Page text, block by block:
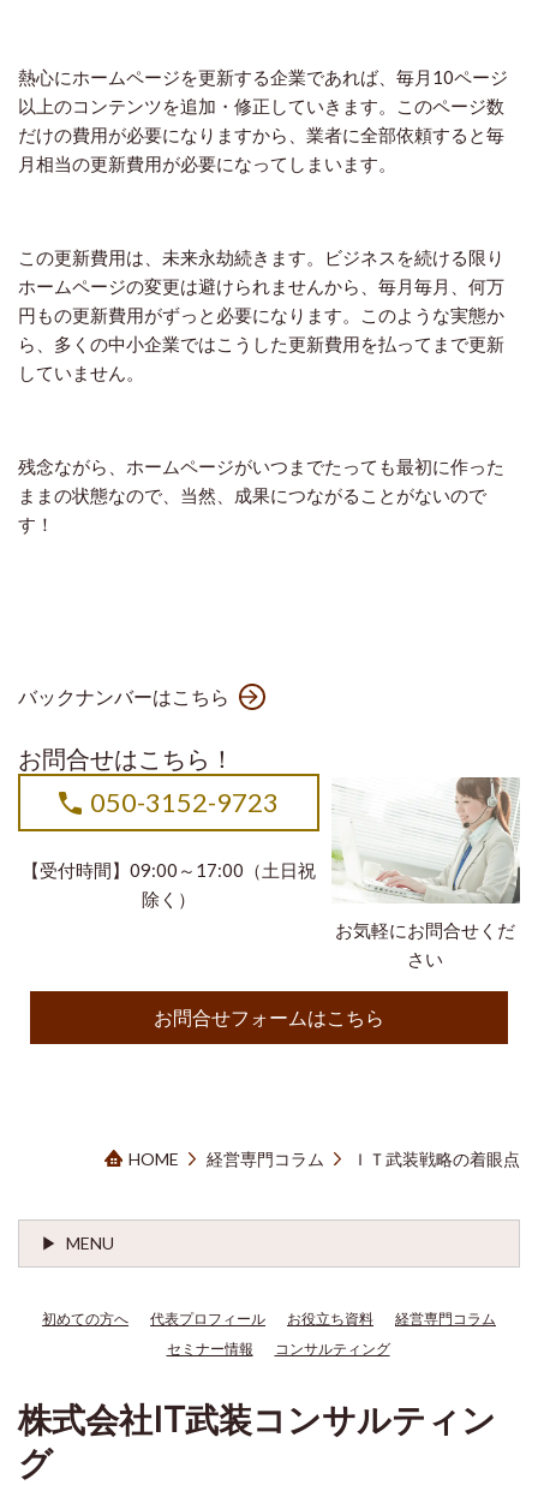
熱心にホームページを更新する企業であれば、毎月10ページ
以上のコンテンツを追加・修正していきます。このページ数
だけの費用が必要になりますから、業者に全部依頼すると毎
月相当の更新費用が必要になってしまいます。
この更新費用は、未来永劫続きます。ビジネスを続ける限り
ホームページの変更は避けられませんから、毎月毎月、何万
円もの更新費用がずっと必要になります。このような実態か
ら、多くの中小企業ではこうした更新費用を払ってまで更新
していません。
残念ながら、ホームページがいつまでたっても最初に作った
ままの状態なので、当然、成果につながることがないので
す！
バックナンバーはこちら
お問合せはこちら！
お気軽にお問合せくだ
さい
050-3152-9723
【受付時間】09:00～17:00（土日祝
除く）
お問合せフォームはこちら
HOME 経営専門コラム ＩＴ武装戦略の着眼点
MENU
初めての方へ 代表プロフィール お役立ち資料
経営専門コラム
セミナー情報
コンサルティング
株式会社IT武装コンサルティン
グ